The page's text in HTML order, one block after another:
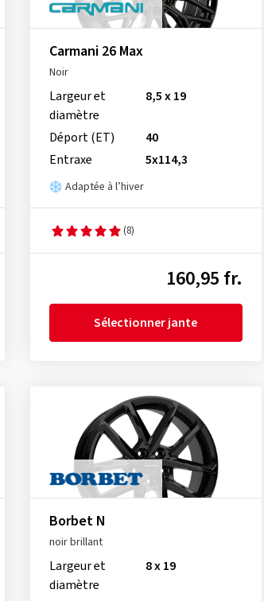
Carmani 26 Max
Noir
Largeur et
diamètre
8,5 x 19
Déport (ET)
40
Entraxe
5x114,3
Adaptée à l’hiver
(8)
160,95 fr.
Sélectionner jante
Borbet N
noir brillant
Largeur et
diamètre
8 x 19